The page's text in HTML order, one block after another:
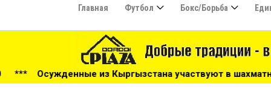
Главная Футбол Бокс/борьба
Кыргызстана участвуют в шахматном турнире СНГ -